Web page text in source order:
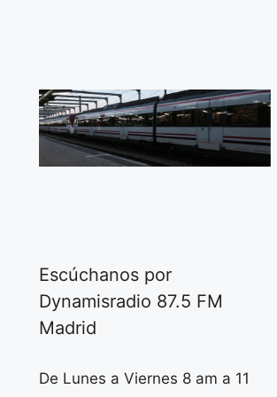
Escúchanos por
Dynamisradio 87.5 FM
Madrid
De Lunes a Viernes 8 am a 11